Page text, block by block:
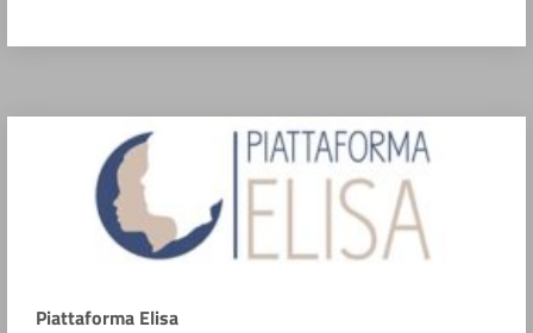
Piattaforma Elisa